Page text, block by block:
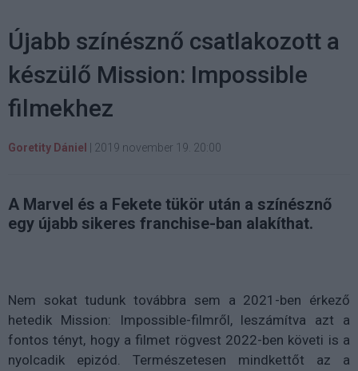
Újabb színésznő csatlakozott a
készülő Mission: Impossible
filmekhez
Goretity Dániel 2019 november 19. 20:00
A Marvel és a Fekete tükör után a színésznő
egy újabb sikeres franchise-ban alakíthat.
Nem sokat tudunk továbbra sem a 2021-ben érkező
hetedik Mission: Impossible-filmről, leszámítva azt a
fontos tényt, hogy a filmet rögvest 2022-ben követi is a
nyolcadik epizód. Természetesen mindkettőt az a